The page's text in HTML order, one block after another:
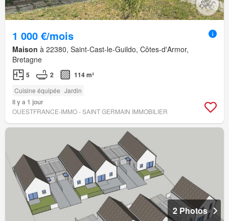
1 000 €/mois
Maison à 22380, Saint-Cast-le-Guildo, Côtes-d'Armor,
Bretagne
5 2 114 m²
Cuisine équipée Jardin
Il y a 1 jour
OUESTFRANCE-IMMO - SAINT GERMAIN IMMOBILIER
2 Photos